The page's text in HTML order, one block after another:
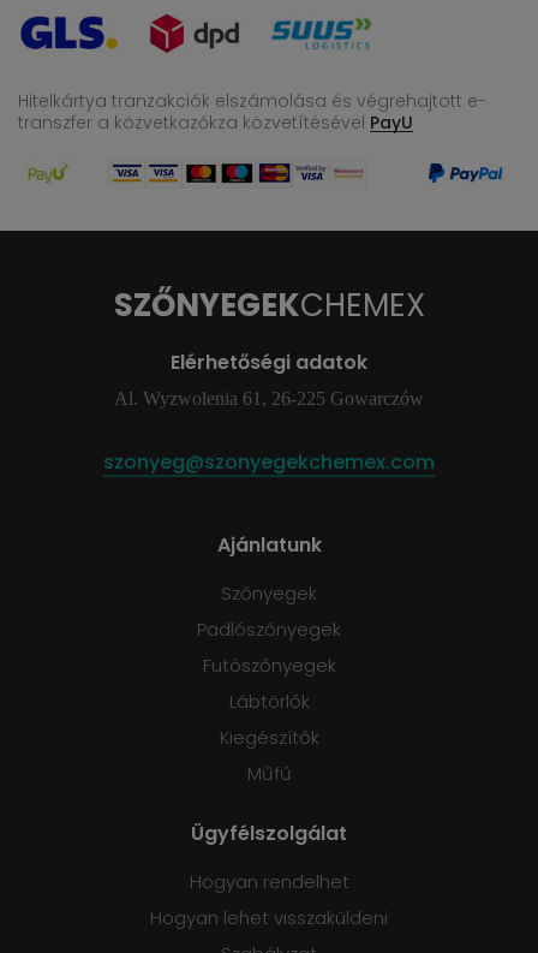
Hitelkártya tranzakciók elszámolása és végrehajtott e-
transzfer a közvetkazőkza közvetítésével PayU
SZŐNYEGEKCHEMEX
Elérhetőségi adatok
Al. Wyzwolenia 61, 26-225 Gowarczów
szonyeg@szonyegekchemex.com
Ajánlatunk
Szőnyegek
Padlószőnyegek
Futószőnyegek
Lábtörlők
Kiegészítők
Műfű
Ügyfélszolgálat
Hogyan rendelhet
Hogyan lehet visszaküldeni